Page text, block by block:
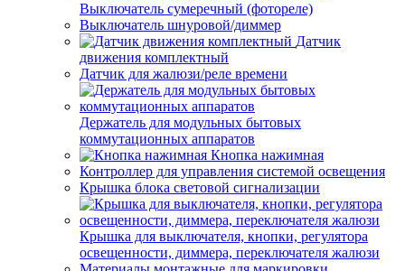
Выключатель сумеречный (фотореле)
Выключатель шнуровой/диммер
Датчик
движения комплектный
Датчик для жалюзи/реле времени
Держатель для модульных бытовых
коммутационных аппаратов
Кнопка нажимная
Контроллер для управления системой освещения
Крышка блока световой сигнализации
Крышка для выключателя, кнопки, регулятора
освещенности, диммера, переключателя жалюзи